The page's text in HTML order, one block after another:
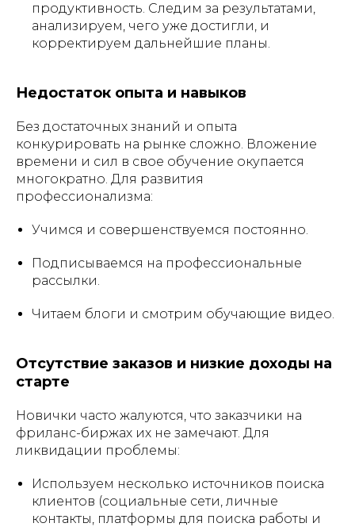
продуктивность. Следим за результатами,
анализируем, чего уже достигли, и
корректируем дальнейшие планы.
Недостаток опыта и навыков
Без достаточных знаний и опыта
конкурировать на рынке сложно. Вложение
времени и сил в свое обучение окупается
многократно. Для развития
профессионализма:
Учимся и совершенствуемся постоянно.
Подписываемся на профессиональные
рассылки.
Читаем блоги и смотрим обучающие видео.
Отсутствие заказов и низкие доходы на
старте
Новички часто жалуются, что заказчики на
фриланс-биржах их не замечают. Для
ликвидации проблемы:
Используем несколько источников поиска
клиентов (социальные сети, личные
контакты, платформы для поиска работы и
support@neuroboost.io
Задать вопрос
Документы
сервисов и повышения удобства пользования сайтом.
Остались вопросы?
Напишите нам!
этаж 5, пом. 12Н, 197046
Написать нам:
1117847434550
Образовательные услуги оказываются ООО «ИНВЕСТ
ПОРТАЛ» на основании Лицензии №Л035-01271-
78/00675461 от 4 сентября 2023 года.
Образовательные услуги оказываются в соответствии с
Федеральным законом от 04.05.2011 № 99-ФЗ «О
лицензировании отдельных видов деятельности».
Стать партнером